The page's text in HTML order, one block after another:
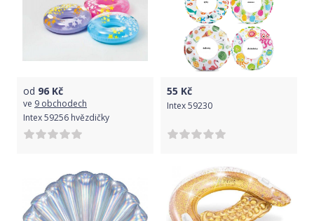
od 96 Kč
ve 9 obchodech
Intex 59256 hvězdičky
55 Kč
Intex 59230